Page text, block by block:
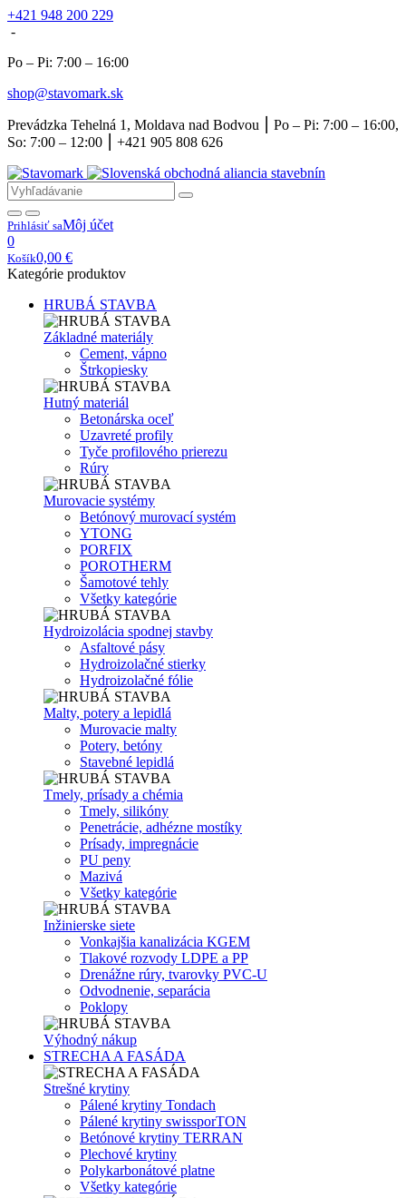
+421 948 200 229
-
Po – Pi: 7:00 – 16:00
shop@stavomark.sk
Prevádzka Tehelná 1, Moldava nad Bodvou ⎮ Po – Pi: 7:00 – 16:00,
So: 7:00 – 12:00 ⎮ +421 905 808 626
Prihlásiť saMôj účet
0
Košík0,00 €
Kategórie produktov
HRUBÁ STAVBA
Základné materiály
Cement, vápno
Štrkopiesky
Hutný materiál
Betonárska oceľ
Uzavreté profily
Tyče profilového prierezu
Rúry
Murovacie systémy
Betónový murovací systém
YTONG
PORFIX
POROTHERM
Šamotové tehly
Všetky kategórie
Hydroizolácia spodnej stavby
Asfaltové pásy
Hydroizolačné stierky
Hydroizolačné fólie
Malty, potery a lepidlá
Murovacie malty
Potery, betóny
Stavebné lepidlá
Tmely, prísady a chémia
Tmely, silikóny
Penetrácie, adhézne mostíky
Prísady, impregnácie
PU peny
Mazivá
Všetky kategórie
Inžinierske siete
Vonkajšia kanalizácia KGEM
Tlakové rozvody LDPE a PP
Drenážne rúry, tvarovky PVC-U
Odvodnenie, separácia
Poklopy
Výhodný nákup
STRECHA A FASÁDA
Strešné krytiny
Pálené krytiny Tondach
Pálené krytiny swissporTON
Betónové krytiny TERRAN
Plechové krytiny
Polykarbonátové platne
Všetky kategórie